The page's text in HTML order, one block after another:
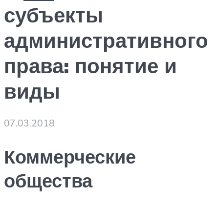
субъекты
административного
права: понятие и
виды
07.03.2018
Коммерческие
общества